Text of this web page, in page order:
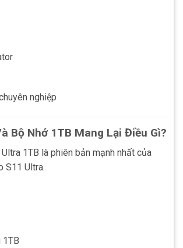
nghiệp
Bộ Nhớ 1TB Mang Lại Điều Gì?
1TB là phiên bản mạnh nhất của
S11 Ultra.
1TB